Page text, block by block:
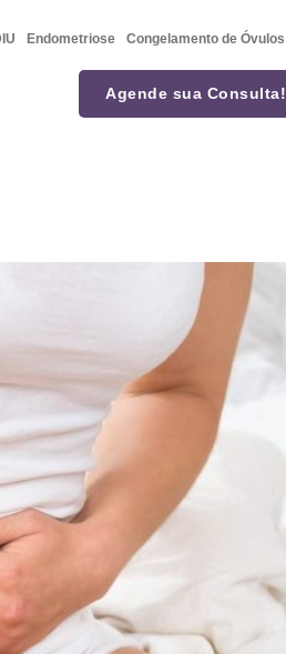
Endometriose Congelamento de Óvulos
Agende sua Consulta!